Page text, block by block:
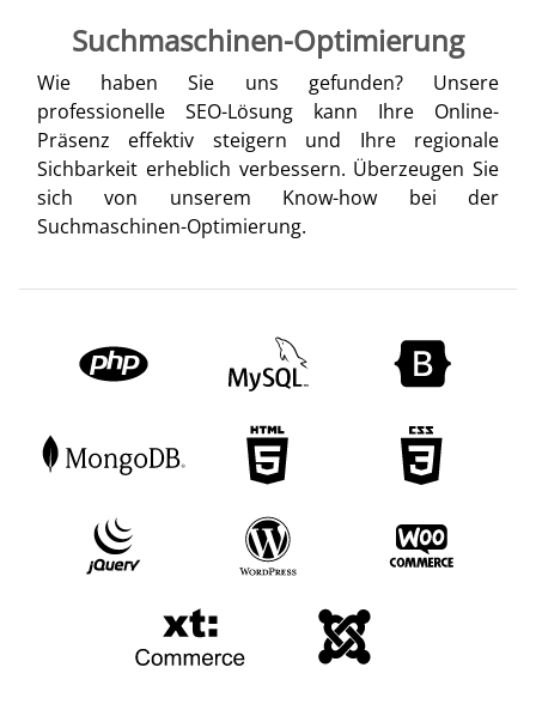
Suchmaschinen-Optimierung
Wie haben Sie uns gefunden? Unsere
professionelle SEO-Lösung kann Ihre Online-
Präsenz effektiv steigern und Ihre regionale
Sichbarkeit erheblich verbessern. Überzeugen Sie
sich von unserem Know-how bei der
Suchmaschinen-Optimierung.